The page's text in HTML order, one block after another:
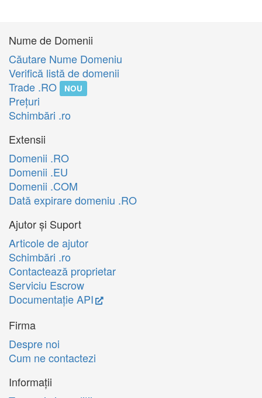
Nume de Domenii
Căutare Nume Domeniu
Verifică listă de domenii
Trade .RO
NOU
Preţuri
Schimbări .ro
Extensii
Domenii .RO
Domenii .EU
Domenii .COM
Dată expirare domeniu .RO
Ajutor și Suport
Articole de ajutor
Schimbări .ro
Contactează proprietar
Serviciu Escrow
Documentație API
Firma
Despre noi
Cum ne contactezi
Informații